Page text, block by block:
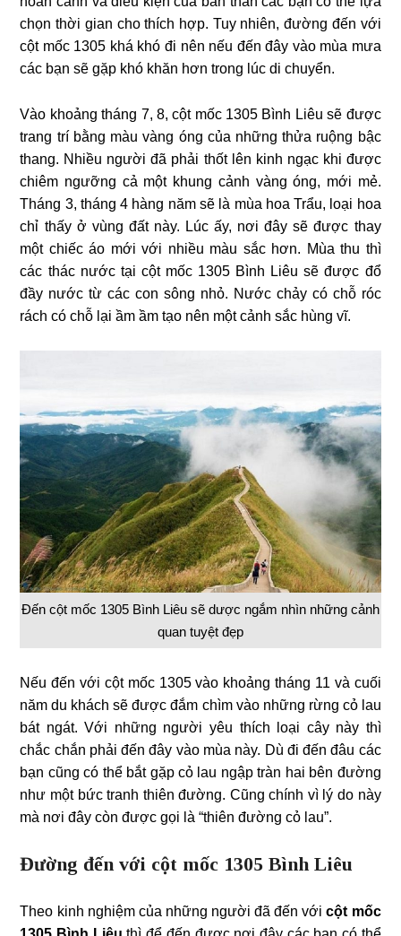
chọn thời gian cho thích hợp. Tuy nhiên, đường đến với
cột mốc 1305 khá khó đi nên nếu đến đây vào mùa mưa
các bạn sẽ gặp khó khăn hơn trong lúc di chuyển.
Vào khoảng tháng 7, 8, cột mốc 1305 Bình Liêu sẽ được
trang trí bằng màu vàng óng của những thửa ruộng bậc
thang. Nhiều người đã phải thốt lên kinh ngạc khi được
chiêm ngưỡng cả một khung cảnh vàng óng, mới mẻ.
Tháng 3, tháng 4 hàng năm sẽ là mùa hoa Trẩu, loại hoa
chỉ thấy ở vùng đất này. Lúc ấy, nơi đây sẽ được thay
một chiếc áo mới với nhiều màu sắc hơn. Mùa thu thì
các thác nước tại cột mốc 1305 Bình Liêu sẽ được đổ
đầy nước từ các con sông nhỏ. Nước chảy có chỗ róc
rách có chỗ lại ầm ầm tạo nên một cảnh sắc hùng vĩ.
Đến cột mốc 1305 Bình Liêu sẽ dược ngắm nhìn những cảnh
quan tuyệt đẹp
Nếu đến với cột mốc 1305 vào khoảng tháng 11 và cuối
năm du khách sẽ được đắm chìm vào những rừng cỏ lau
bát ngát. Với những người yêu thích loại cây này thì
chắc chắn phải đến đây vào mùa này. Dù đi đến đâu các
bạn cũng có thể bắt gặp cỏ lau ngập tràn hai bên đường
như một bức tranh thiên đường. Cũng chính vì lý do này
mà nơi đây còn được gọi là “thiên đường cỏ lau”.
Đường đến với cột mốc 1305 Bình Liêu
Theo kinh nghiệm của những người đã đến vớicột mốc